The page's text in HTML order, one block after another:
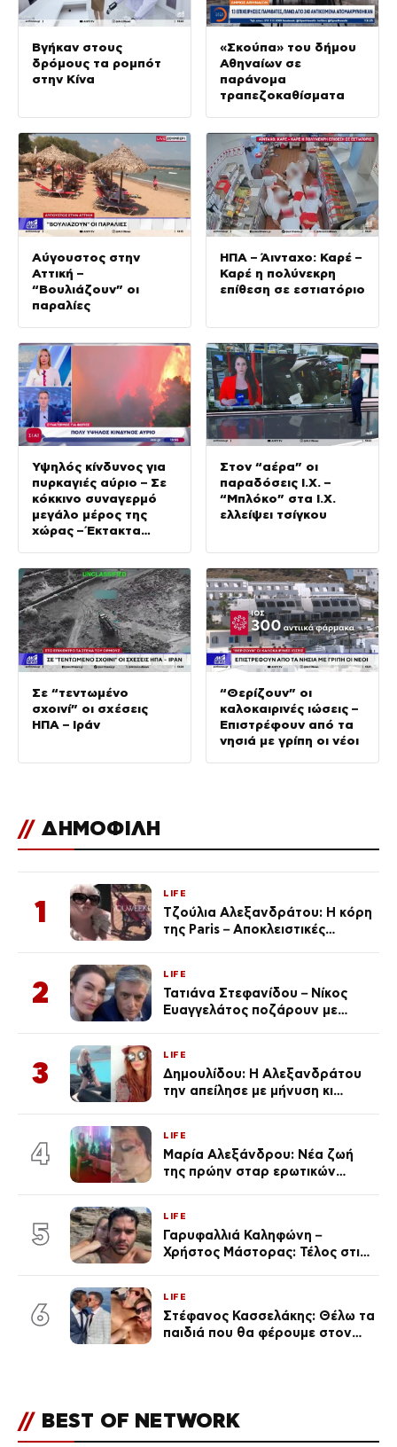
Βγήκαν στους
δρόμους τα ρομπότ
στην Κίνα
«Σκούπα» του δήμου
Αθηναίων σε
παράνομα
τραπεζοκαθίσματα
Αύγουστος στην
Αττική –
“Βουλιάζουν” οι
παραλίες
ΗΠΑ – Άινταχο: Καρέ –
Καρέ η πολύνεκρη
επίθεση σε εστιατόριο
Υψηλός κίνδυνος για
πυρκαγιές αύριο – Σε
κόκκινο συναγερμό
μεγάλο μέρος της
χώρας – Έκτακτα
Στον “αέρα” οι
παραδόσεις Ι.Χ. –
“Μπλόκο” στα Ι.Χ.
ελλείψει τσίγκου
Σε “τεντωμένο
σχοινί” οι σχέσεις
ΗΠΑ – Ιράν
“Θερίζουν” οι
καλοκαιρινές ιώσεις –
Επιστρέφουν από τα
νησιά με γρίπη οι νέοι
// ΔΗΜΟΦΙΛΗ
1
LIFE
Τζούλια Αλεξανδράτου: Η κόρη
της Paris – Αποκλειστικές
2
LIFE
Τατιάνα Στεφανίδου – Νίκος
Ευαγγελάτος ποζάρουν με
3
LIFE
Δημουλίδου: Η Αλεξανδράτου
την απείλησε με μήνυση κι
ποια είσαι σοκαρίστικα»
4
LIFE
Μαρία Αλεξάνδρου: Νέα ζωή
της πρώην σταρ ερωτικών
(Φωτογραφίες)
5
LIFE
Γαρυφαλλιά Καληφώνη –
Χρήστος Μάστορας: Τέλος στις
6
LIFE
Στέφανος Κασσελάκης: Θέλω τα
παιδιά που θα φέρουμε στον
// BEST OF NETWORK